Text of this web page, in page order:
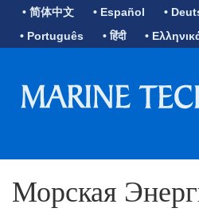
• 简体中文 • Español •
• Português
• हिंदी •
Морская